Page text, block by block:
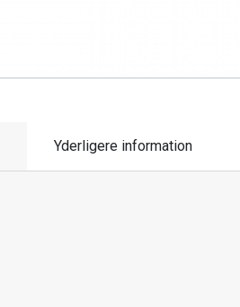
Yderligere information